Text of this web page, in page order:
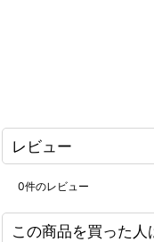
レビュー
0件のレビュー
この商品を買った